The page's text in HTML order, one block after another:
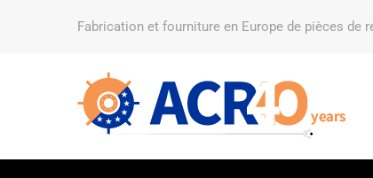
Fabrication et fourniture en Europe de pièces de